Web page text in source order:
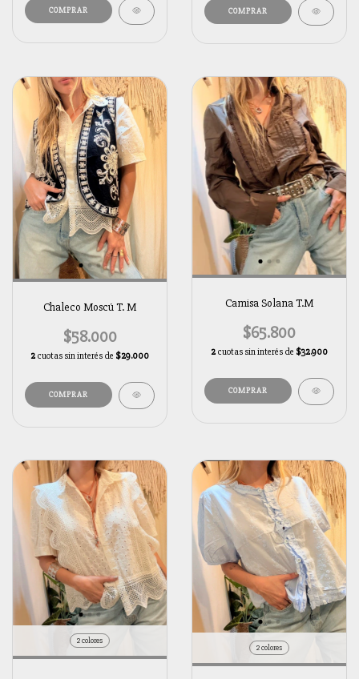
Chaleco Moscú T. M
$58.000
2 cuotas sin interés de $29.000
Camisa Solana T.M
$65.800
2 cuotas sin interés de $32.900
2 colores
2 colores